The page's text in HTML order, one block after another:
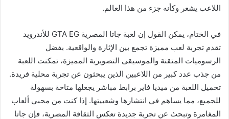
اللاعب يشعر وكأنه جزء من هذا العالم.
في الختام، يمكن القول إن لعبة جاتا المصرية GTA EG للأندرويد
تقدم تجربة لعب مميزة تجمع بين الإثارة والواقعية. بفضل
الرسوميات المتقنة والموسيقى التصويرية المميزة، تمكنت اللعبة
من جذب عدد كبير من اللاعبين الذين يبحثون عن تجربة محلية فريدة.
تحميل اللعبة من ميديا فاير برابط مباشر يجعلها متاحة بسهولة
للجميع، مما يساهم في انتشارها وشعبيتها. إذا كنت من محبي ألعاب
المغامرة وتبحث عن تجربة جديدة تعكس الثقافة المصرية، فإن جاتا